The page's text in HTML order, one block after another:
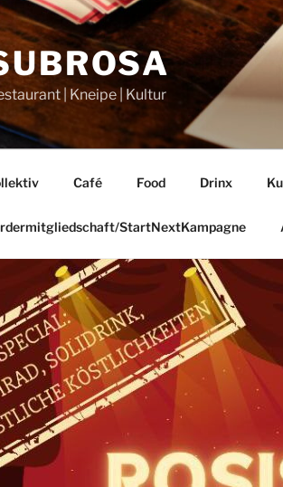
| Kneipe | Kultur
Café Food Drinx
StartNextKampagne